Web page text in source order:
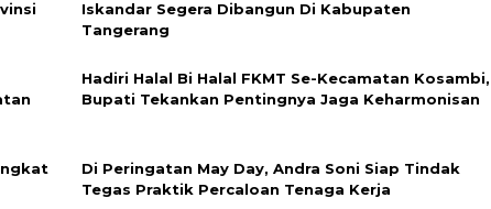
Iskandar Segera Dibangun Di Kabupaten
Tangerang
Hadiri Halal Bi Halal FKMT Se-Kecamatan Kosambi,
Bupati Tekankan Pentingnya Jaga Keharmonisan
Di Peringatan May Day, Andra Soni Siap Tindak
Tegas Praktik Percaloan Tenaga Kerja